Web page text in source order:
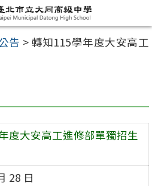
告 > 轉知115學年度大安高工
度大安高工進修部單獨招生
28 日